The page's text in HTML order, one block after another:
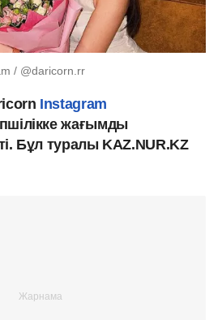
/ @daricorn.rr
Instagram
жағымды
Бұл туралы KAZ.NUR.KZ